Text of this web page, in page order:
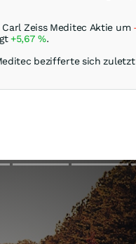
Carl Zeiss Meditec Aktie um
+5,67%.
bezifferte sich